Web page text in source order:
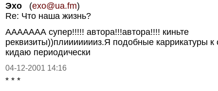
Эхо (exo@ua.fm)
Re: Что наша жизнь?
ААААААА супер!!!!! автора!!!автора!!!! киньте
реквизиты))плиииииииз.Я подобные каррикатуры к
кидаю периодически
04-12-2001 14:16
* * *